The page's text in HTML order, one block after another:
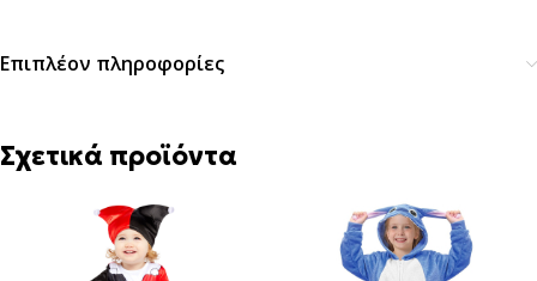
Επιπλέον πληροφορίες
Σχετικά προϊόντα